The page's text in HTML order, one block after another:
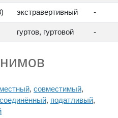
экстравертивный -
гуртов, гуртовой -
, совместимый,
соединённый, податливый,